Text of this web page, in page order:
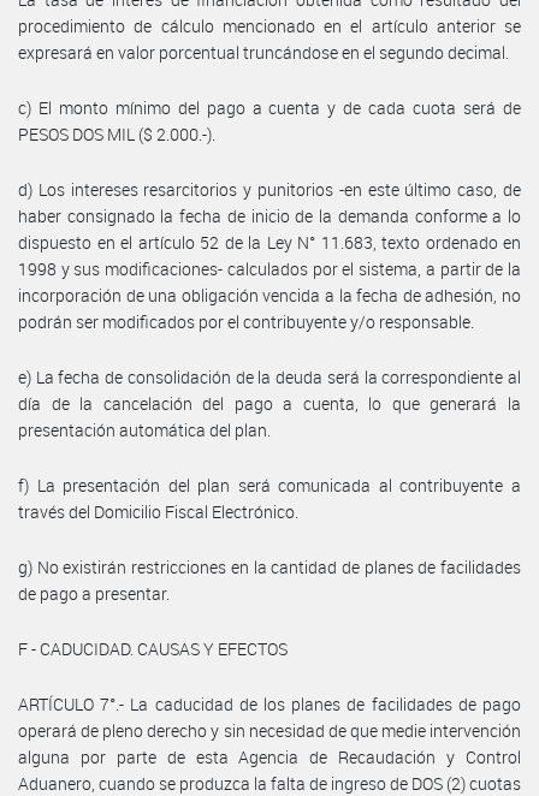
procedimiento de cálculo mencionado en el artículo anterior se
expresará en valor porcentual truncándose en el segundo decimal.
c) El monto mínimo del pago a cuenta y de cada cuota será de
PESOS DOS MIL ($ 2.000.-).
d) Los intereses resarcitorios y punitorios -en este último caso, de
haber consignado la fecha de inicio de la demanda conforme a lo
dispuesto en el artículo 52 de la Ley N° 11.683, texto ordenado en
1998 y sus modificaciones- calculados por el sistema, a partir de la
incorporación de una obligación vencida a la fecha de adhesión, no
podrán ser modificados por el contribuyente y/o responsable.
e) La fecha de consolidación de la deuda será la correspondiente al
día de la cancelación del pago a cuenta, lo que generará la
presentación automática del plan.
f) La presentación del plan será comunicada al contribuyente a
través del Domicilio Fiscal Electrónico.
g) No existirán restricciones en la cantidad de planes de facilidades
de pago a presentar.
F - CADUCIDAD. CAUSAS Y EFECTOS
ARTÍCULO 7°.- La caducidad de los planes de facilidades de pago
operará de pleno derecho y sin necesidad de que medie intervención
alguna por parte de esta Agencia de Recaudación y Control
Aduanero, cuando se produzca la falta de ingreso de DOS (2) cuotas